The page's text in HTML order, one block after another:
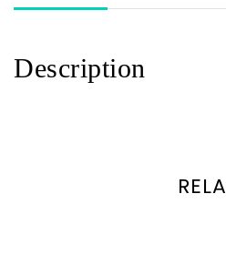
Description